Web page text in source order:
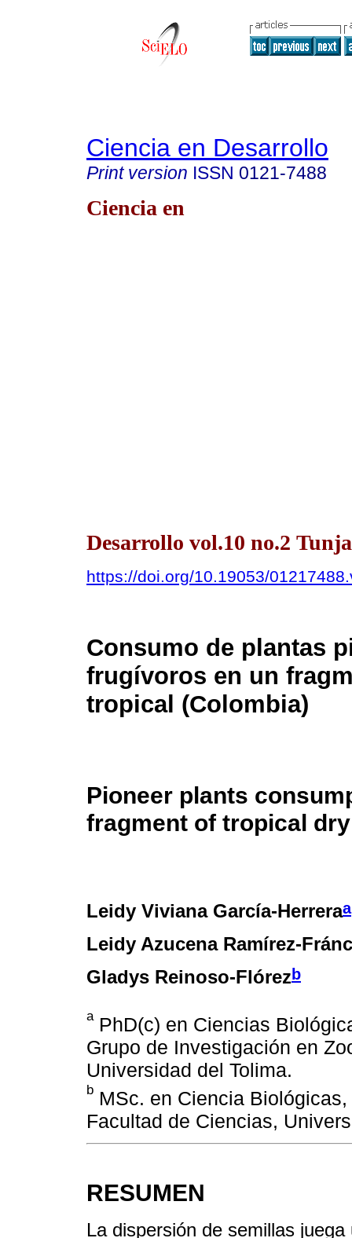
Ciencia en Desarrollo
Print version ISSN 0121-7488
Ciencia en
Desarrollo vol.10 no.2
https://doi.org/10.19053/
Consumo de plantas
frugívoros en un
tropical (Colombia)
Pioneer plants
fragment of tropical
Leidy Viviana García-Herreraa
Leidy Azucena Ramírez-
Gladys Reinoso-Flórezb
aPhD(c) en Ciencias
Grupo de Investigación en
Universidad del Tolima.
b MSc. en Ciencia
Facultad de Ciencias,
RESUMEN
La dispersión de semillas